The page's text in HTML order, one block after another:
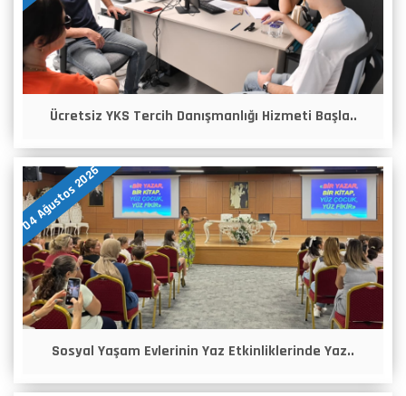
Ücretsiz YKS Tercih Danışmanlığı Hizmeti Başla..
04 Ağustos 2026
Sosyal Yaşam Evlerinin Yaz Etkinliklerinde Yaz..